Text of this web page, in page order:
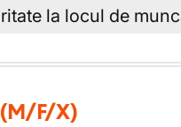
la locul de
(M/F/X)